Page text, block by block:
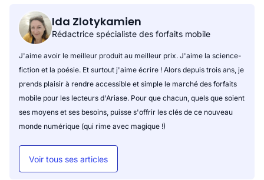
Ida Zlotykamien
Rédactrice spécialiste des forfaits mobile
J'aime avoir le meilleur produit au meilleur prix. J'aime la science-
fiction et la poésie. Et surtout j'aime écrire ! Alors depuis trois ans, je
prends plaisir à rendre accessible et simple le marché des forfaits
mobile pour les lecteurs d'Ariase. Pour que chacun, quels que soient
ses moyens et ses besoins, puisse s'offrir les clés de ce nouveau
monde numérique (qui rime avec magique !)
Voir tous ses articles